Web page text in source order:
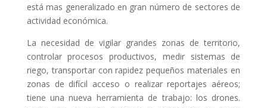
está mas generalizado en gran número de sectores de
actividad económica.
La necesidad de vigilar grandes zonas de territorio,
controlar procesos productivos, medir sistemas de
riego, transportar con rapidez pequeños materiales en
zonas de difícil acceso o realizar reportajes aéreos;
tiene una nueva herramienta de trabajo: los drones.